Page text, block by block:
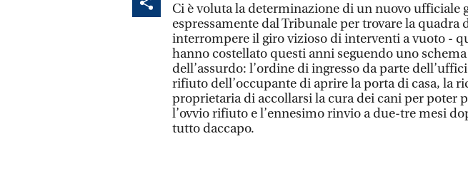
Ci è voluta la determinazione di un nuovo ufficiale
espressamente dal Tribunale per trovare la quadra
interrompere il giro vizioso di interventi a vuoto -
hanno costellato questi anni seguendo uno
dell’assurdo: l’ordine di ingresso da parte
rifiuto dell’occupante di aprire la porta di casa, la
proprietaria di accollarsi la cura dei cani per poter
l’ovvio rifiuto e l’ennesimo rinvio a due-tre mesi
tutto daccapo.